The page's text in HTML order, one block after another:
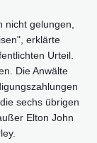
nicht gelungen,
erklärte
Urteil.
Die Anwälte
sechs übrigen
Elton John